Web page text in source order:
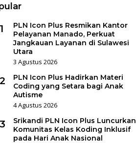
PLN Icon Plus Resmikan Kantor
Pelayanan Manado, Perkuat
Jangkauan Layanan di Sulawesi
Utara
3 Agustus 2026
PLN Icon Plus Hadirkan Materi
Coding yang Setara bagi Anak
Autisme
4 Agustus 2026
Srikandi PLN Icon Plus Luncurkan
Komunitas Kelas Koding Inklusif
pada Hari Anak Nasional